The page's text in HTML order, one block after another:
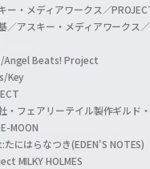
・メディアワークス／
アスキー・メディアワークス／
Beats! Project
Key
・フェアリーテイル製作ギルド
MOON
にはらなつき(EDEN'S NOTES)
MILKY HOLMES